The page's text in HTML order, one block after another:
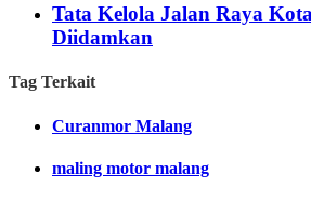
Tata Kelola Jalan Raya
Diidamkan
Tag Terkait
Curanmor Malang
maling motor malang